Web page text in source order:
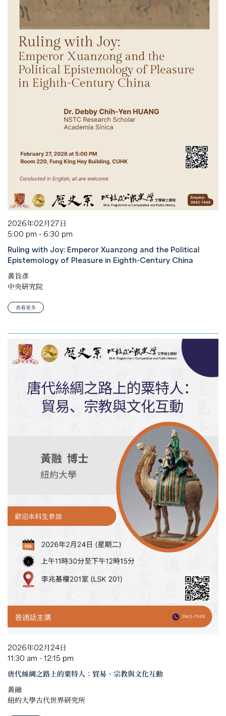
2026年02月27日
5:00 pm - 6:30 pm
Ruling with Joy: Emperor Xuanzong and the Political
Epistemology of Pleasure in Eighth-Century China
黃旨彥
中央研究院
查看更多
2026年02月24日
11:30 am - 12:15 pm
唐代絲綢之路上的粟特人：貿易、宗教與文化互動
黃融
紐約大學古代世界研究所